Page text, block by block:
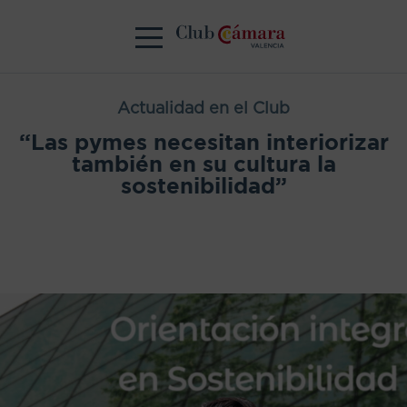
Actualidad en el Club
“Las pymes necesitan interiorizar
también en su cultura la
sostenibilidad”